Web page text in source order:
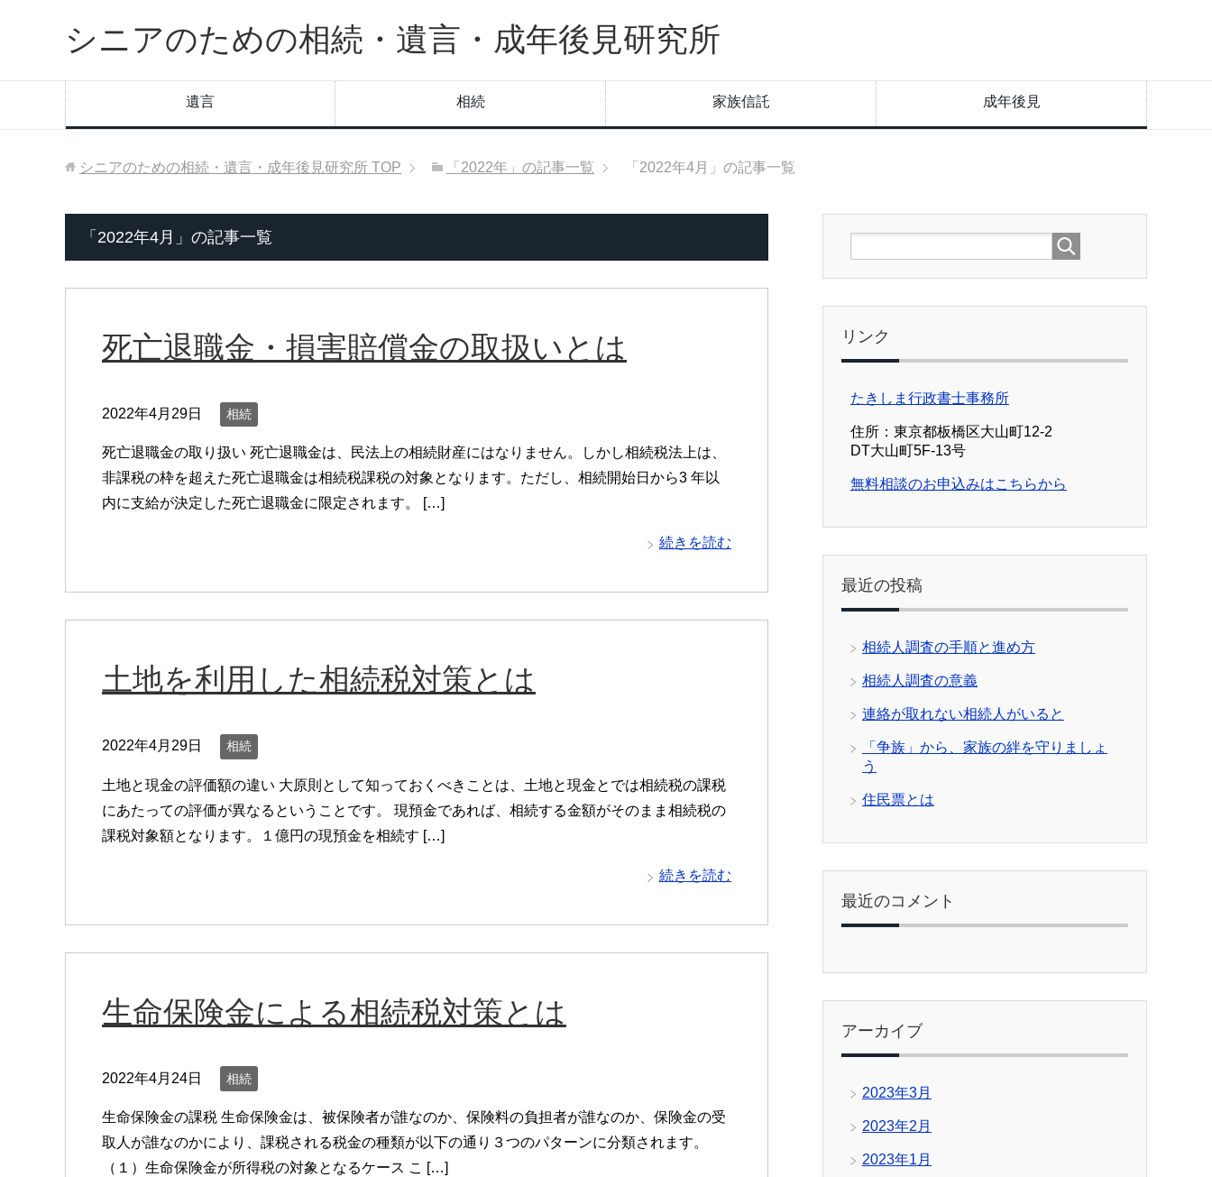
シニアのための相続・遺言・成年後見研究所
遺言 相続 家族信託 成年後見
シニアのための相続・遺言・成年後見研究所 TOP 「2022年」の記事一覧 「2022年4月」の記事一覧
「2022年4月」の記事一覧
死亡退職金・損害賠償金の取扱いとは
2022年4月29日 相続
死亡退職金の取り扱い 死亡退職金は、民法上の相続財産にはなりません。しかし相続税法上は、
非課税の枠を超えた死亡退職金は相続税課税の対象となります。ただし、相続開始日から3 年以
内に支給が決定した死亡退職金に限定されます。 […]
続きを読む
土地を利用した相続税対策とは
2022年4月29日 相続
土地と現金の評価額の違い 大原則として知っておくべきことは、土地と現金とでは相続税の課税
にあたっての評価が異なるということです。 現預金であれば、相続する金額がそのまま相続税の
課税対象額となります。１億円の現預金を相続す […]
続きを読む
生命保険金による相続税対策とは
2022年4月24日 相続
生命保険金の課税 生命保険金は、被保険者が誰なのか、保険料の負担者が誰なのか、保険金の受
取人が誰なのかにより、課税される税金の種類が以下の通り３つのパターンに分類されます。
（１）生命保険金が所得税の対象となるケース こ […]
リンク
たきしま行政書士事務所
住所：東京都板橋区大山町12-2
DT大山町5F-13号
無料相談のお申込みはこちらから
最近の投稿
相続人調査の手順と進め方
相続人調査の意義
連絡が取れない相続人がいると
「争族」から、家族の絆を守りましょ
う
住民票とは
最近のコメント
アーカイブ
2023年3月
2023年2月
2023年1月